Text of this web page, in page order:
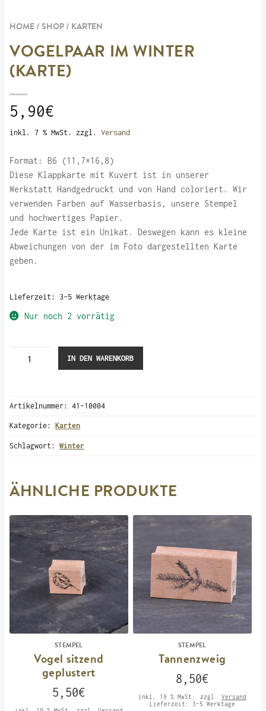
HOME / SHOP / KARTEN
VOGELPAAR IM WINTER
(KARTE)
5,90€
inkl. 7 % MwSt. zzgl.Versand
Format: B6 (11,7*16,8)
Diese Klappkarte mit Kuvert ist in unserer
Werkstatt Handgedruckt und von Hand coloriert. Wir
verwenden Farben auf Wasserbasis, unsere Stempel
und hochwertiges Papier.
Jede Karte ist ein Unikat. Deswegen kann es kleine
Abweichungen von der im Foto dargestellten Karte
geben.
Lieferzeit: 3-5 Werktage
Nur noch 2 vorrätig
Menge
IN DEN WARENKORB
Artikelnummer:41-10004
Kategorie:Karten
Schlagwort:Winter
ÄHNLICHE PRODUKTE
STEMPEL
Vogel sitzend
geplustert
5,50€
STEMPEL
Tannenzweig
8,50€
inkl. 19 % MwSt. zzgl. Versand
Lieferzeit:
3-5 Werktage